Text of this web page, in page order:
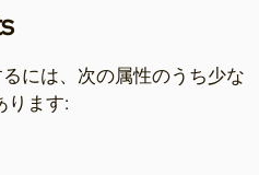
には、次の属性のうち少な
ります: